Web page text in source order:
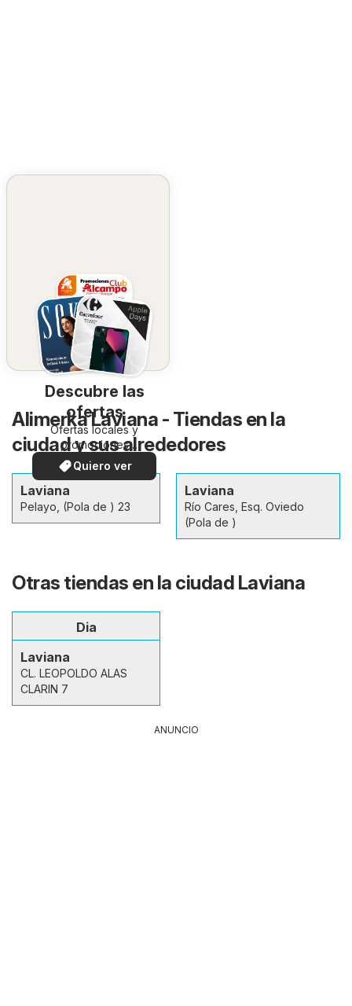
Descubre las
ofertas
Ofertas locales y
promociones
especiales.
Quiero ver
Alimerka Laviana - Tiendas en la
ciudad y sus alrededores
Laviana
Pelayo, (Pola de ) 23
Laviana
Río Cares, Esq. Oviedo
(Pola de )
Otras tiendas en la ciudad Laviana
Dia
Laviana
CL. LEOPOLDO ALAS
CLARIN 7
ANUNCIO